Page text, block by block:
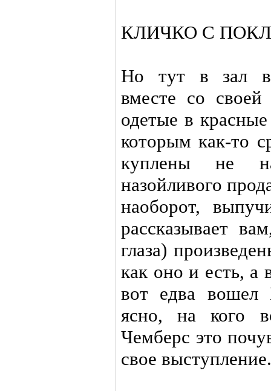
КЛИЧКО С
Но тут в зал
вместе со
одетые в
которым как-то
куплены не
назойливого
наоборот,
рассказывает
глаза)
как оно и есть,
вот едва вошел
ясно, на кого
Чемберс это
свое выступление.